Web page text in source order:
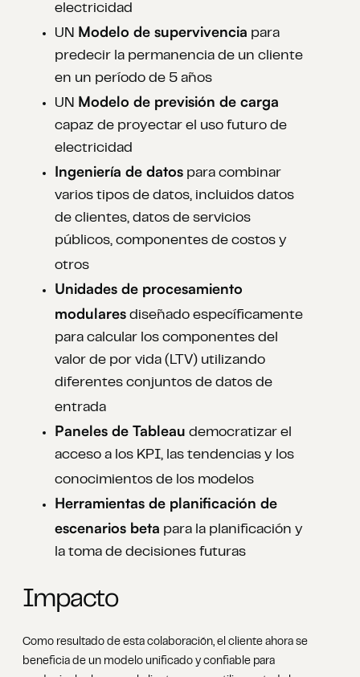
electricidad
UN Modelo de supervivencia para
predecir la permanencia de un cliente
en un período de 5 años
UN Modelo de previsión de carga
capaz de proyectar el uso futuro de
electricidad
Ingeniería de datos para combinar
varios tipos de datos, incluidos datos
de clientes, datos de servicios
públicos, componentes de costos y
otros
Unidades de procesamiento
modulares diseñado específicamente
para calcular los componentes del
valor de por vida (LTV) utilizando
diferentes conjuntos de datos de
entrada
Paneles de Tableau democratizar el
acceso a los KPI, las tendencias y los
conocimientos de los modelos
Herramientas de planificación de
escenarios beta para la planificación y
la toma de decisiones futuras
Impacto
Como resultado de esta colaboración, el cliente ahora se
beneficia de un modelo unificado y confiable para